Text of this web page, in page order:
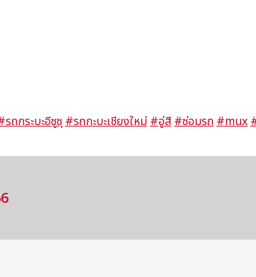
รถกระบะอีซูซุ#รถกะบะเชียงใหม่#อู่สี#ซ่อมรถ#mux